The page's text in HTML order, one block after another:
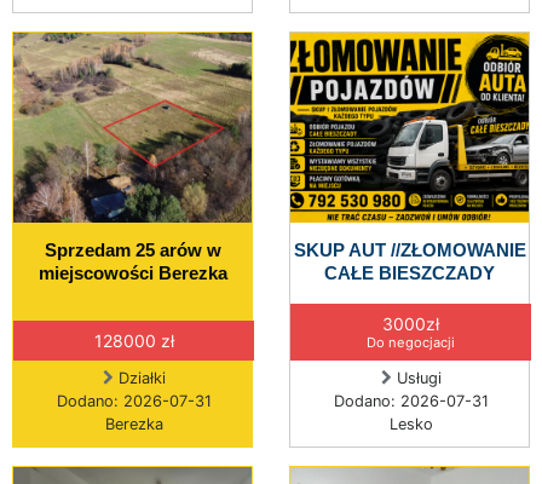
Sprzedam 25 arów w
miejscowości Berezka
128000 zł
Działki
Dodano: 2026-07-31
Berezka
SKUP AUT //ZŁOMOWANIE
CAŁE BIESZCZADY
3000zł
Do negocjacji
Usługi
Dodano: 2026-07-31
Lesko